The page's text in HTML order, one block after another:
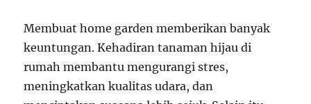
Membuat home garden memberikan banyak
keuntungan. Kehadiran tanaman hijau di
rumah membantu mengurangi stres,
meningkatkan kualitas udara, dan